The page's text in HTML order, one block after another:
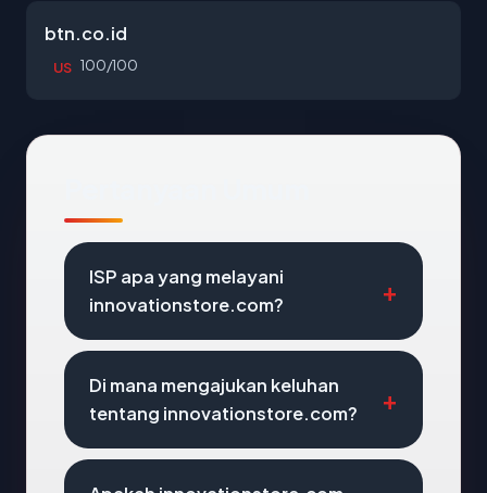
btn.co.id
US 100/100
ISP apa yang melayani
innovationstore.com?
Di mana mengajukan keluhan
tentang innovationstore.com?